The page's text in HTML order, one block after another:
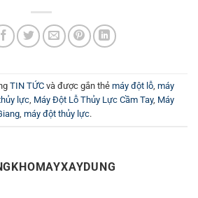
TIN TỨC và được gắn thẻ máy đột lỗ máy
lực Máy Đột Lỗ Thủy Lực Cầm Tay, Máy
máy đột thủy lực.